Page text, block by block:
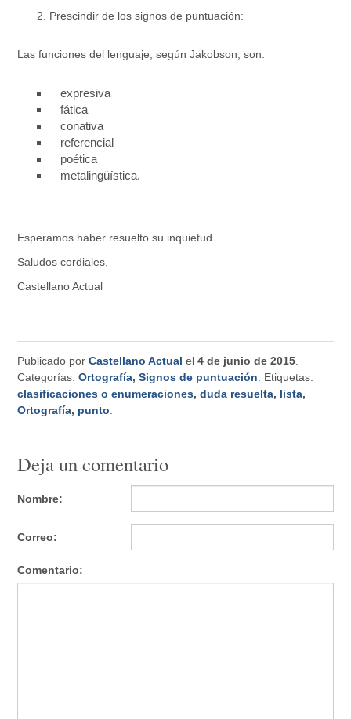
Prescindir de los signos de puntuación:
Las funciones del lenguaje, según Jakobson, son:
expresiva
fática
conativa
referencial
poética
metalingüística.
Esperamos haber resuelto su inquietud.
Saludos cordiales,
Castellano Actual
Publicado porCastellano Actual el4 de junio de 2015
Categorías:Ortografía,Signos de puntuación . Etiquetas:
clasificaciones o enumeraciones,duda resuelta, lista,
Ortografía, punto
Deja un comentario
Nombre:
Correo:
Comentario: